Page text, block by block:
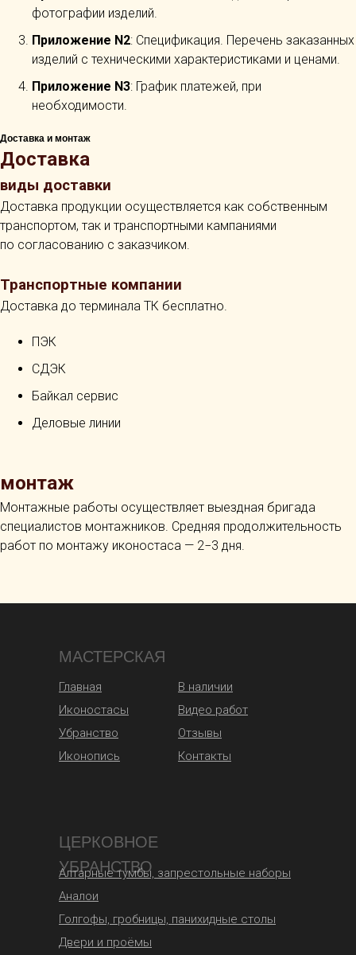
фотографии изделий.
Приложение N2: Спецификация. Перечень заказанных
изделий с техническими характеристиками и ценами.
Приложение N3: График платежей, при
необходимости.
Доставка и монтаж
Доставка
виды доставки
Доставка продукции осуществляется как собственным
транспортом, так и транспортными кампаниями
по согласованию с заказчиком.
Транспортные компании
Доставка до терминала ТК бесплатно.
ПЭК
СДЭК
Байкал сервис
Деловые линии
монтаж
Монтажные работы осуществляет выездная бригада
специалистов монтажников. Средняя продолжительность
работ по монтажу иконостаса — 2−3 дня.
МАСТЕРСКАЯ
Главная
Иконостасы
Убранство
Видео работ
Отзывы
Контакты
ЦЕРКОВНОЕ
УБРАНСТВО
Алтарные тумбы, запрестольные наборы
Иконопись
В наличии
Аналои
Голгофы, гробницы, панихидные столы
Двери и проёмы